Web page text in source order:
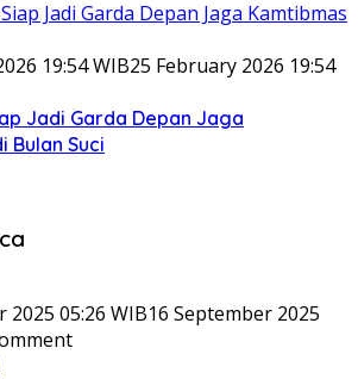
19:54 WIB25 February 2026 19:54
Jadi Garda Depan Jaga
Bulan Suci
2025 05:26 WIB16 September 2025